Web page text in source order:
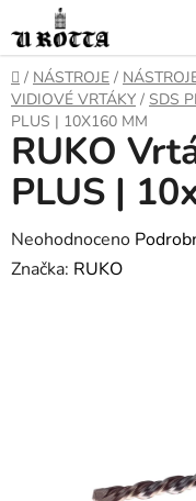
na
obsah
DOMŮ
/ NÁSTROJE /
VIDIOVÉ VRTÁKY / SDS
PLUS | 10X160 MM
RUKO
PLUS |
Průměrné
hodnocení
Neohodnoceno
Značka: RUKO